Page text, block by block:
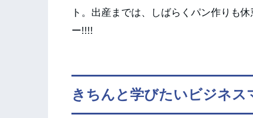
ト。出産までは、しばらくパン作りも
ー!!!!
きちんと学びたいビジネス